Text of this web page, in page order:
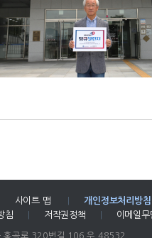
사이트 맵 개인정보처리방침
침
저작권정책 이메일
홍곡로 320번길 106 우 48532